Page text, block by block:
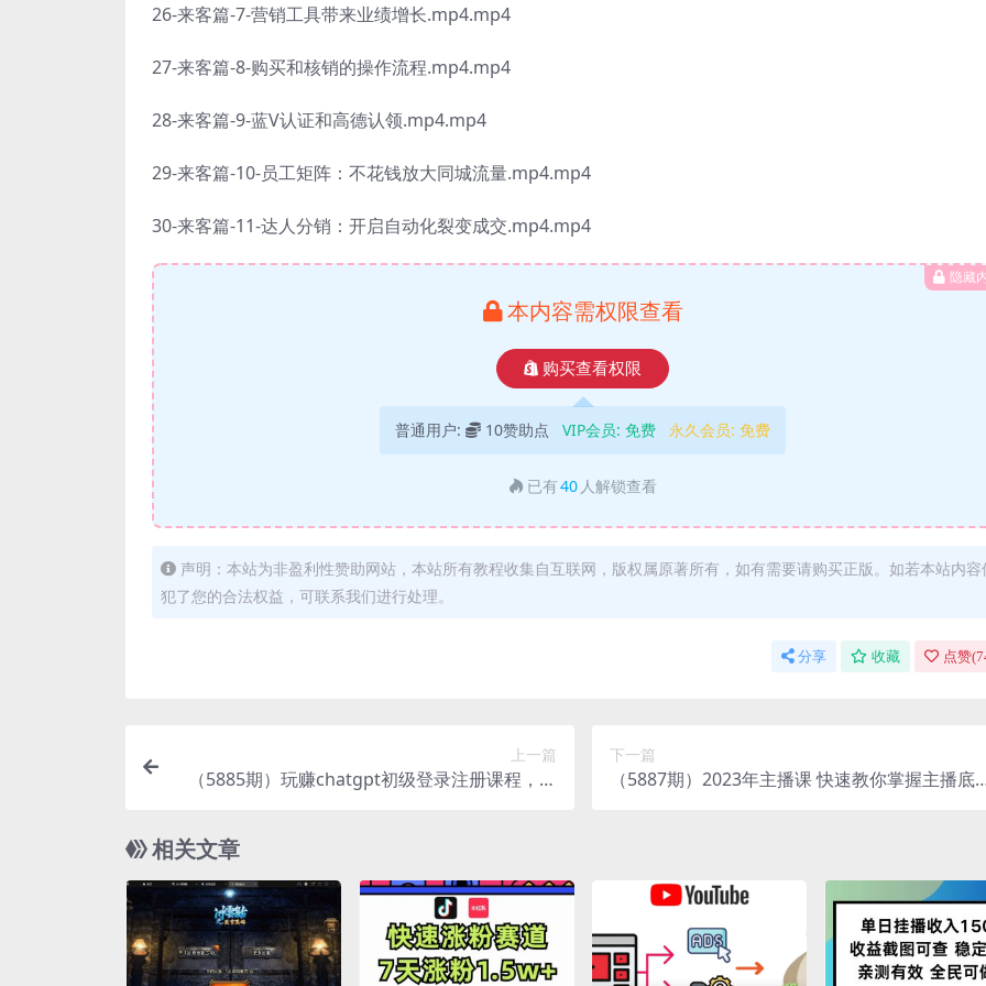
26-来客篇-7-营销工具带来业绩增长.mp4.mp4
27-来客篇-8-购买和核销的操作流程.mp4.mp4
28-来客篇-9-蓝V认证和高德认领.mp4.mp4
29-来客篇-10-员工矩阵：不花钱放大同城流量.mp4.mp4
30-来客篇-11-达人分销：开启自动化裂变成交.mp4.mp4
隐藏
本内容需权限查看
购买查看权限
普通用户: 10赞助点 VIP会员: 免费 永久会员: 免费
已有40 人解锁查看
声明：本站为非盈利性赞助网站，本站所有教程收集自互联网，版权属原著所有，如有需要请购买正版。如若本站内容
犯了您的合法权益，可联系我们进行处理。
分享 收藏 点赞(
上一篇
（5885期）玩赚chatgpt初级登录注册课程，代
下一篇
（5887期）2023年主播课 快速教你掌握主播底
相关文章